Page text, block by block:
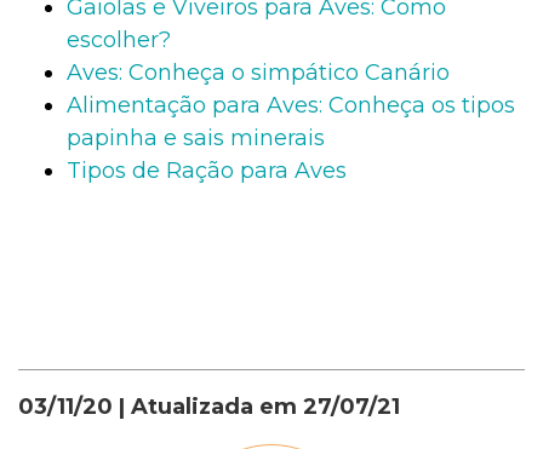
Gaiolas e Viveiros para Aves: Como
escolher?
Aves: Conheça o simpático Canário
Alimentação para Aves: Conheça os tipos
papinha e sais minerais
Tipos de Ração para Aves
03/11/20 | Atualizada em 27/07/21